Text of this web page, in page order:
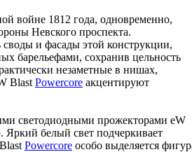
войне 1812 года, одновременно,
Невского проспекта.
и фасады этой конструкции,
барельефами, сохранив цельность
незаметные в нишах,
Blast Powercore акцентируют
светодиодными прожекторами eW
белый свет подчеркивает
Powercore особо выделяется